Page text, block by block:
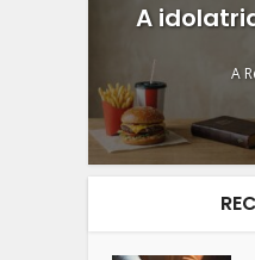
A
A